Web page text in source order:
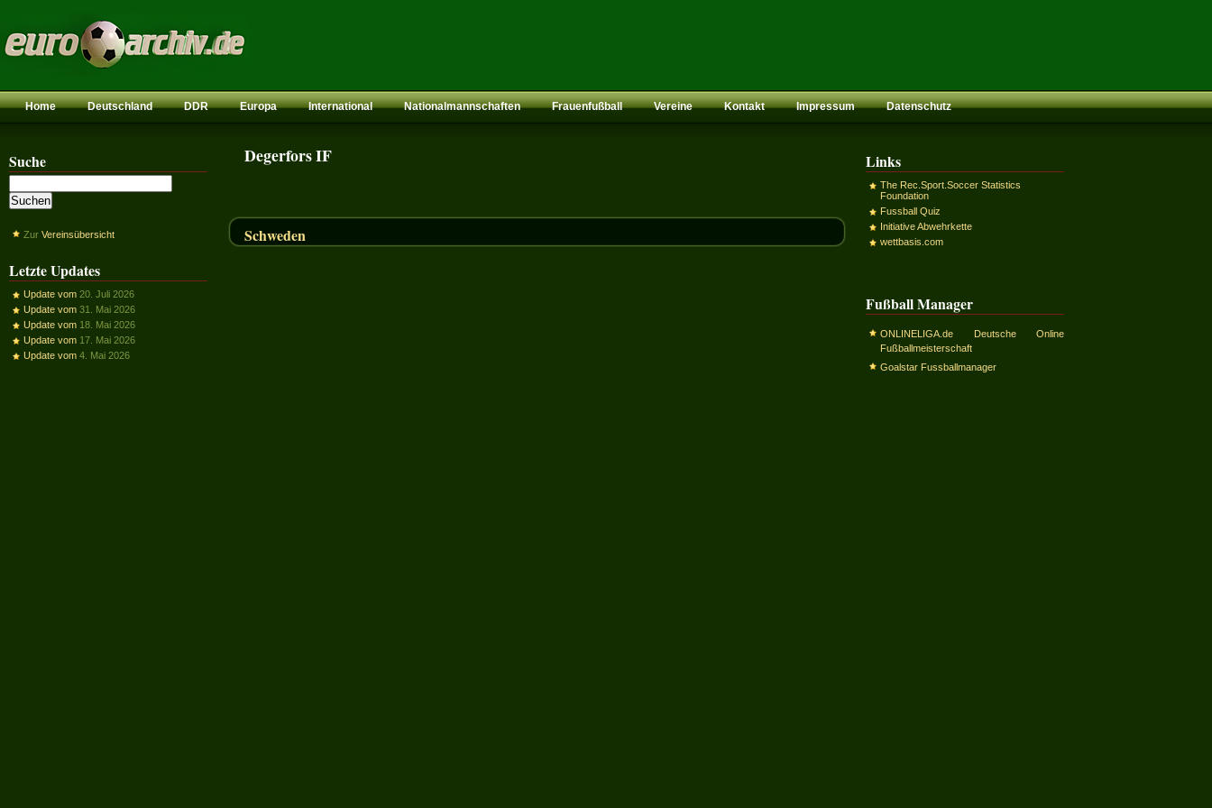
Home Deutschland DDR Europa International Nationalmannschaften Frauenfußball Vereine Kontakt Impressum Datenschutz
Suche
Zur Vereinsübersicht
Letzte Updates
Update vom 20. Juli 2026
Update vom 31. Mai 2026
Update vom 18. Mai 2026
Update vom 17. Mai 2026
Update vom 4. Mai 2026
Degerfors IF
Schweden
Links
The Rec.Sport.Soccer Statistics
Foundation
Fussball Quiz
Initiative Abwehrkette
wettbasis.com
Fußball Manager
ONLINELIGA.de Deutsche Online
Fußballmeisterschaft
Goalstar Fussballmanager